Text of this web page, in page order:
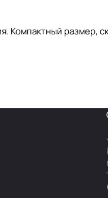
размер,